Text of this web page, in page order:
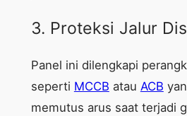
3. Proteksi Jalur
Panel ini dilengkapi
seperti MCCB atau ACB
memutus arus saat terjadi